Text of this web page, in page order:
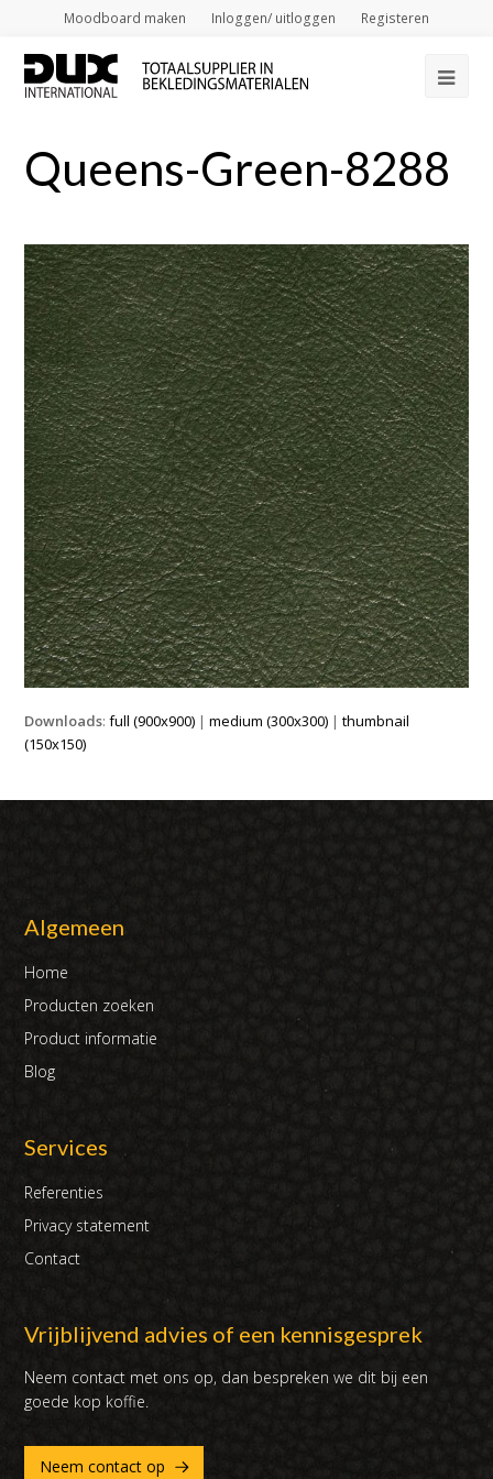
Moodboard maken Inloggen/ uitloggen Registeren
Queens-Green-8288
Downloads:full (900x900) |medium (300x300) |thumbnail
(150x150)
Algemeen
Home
Producten zoeken
Product informatie
Blog
Services
Referenties
Privacy statement
Contact
Vrijblijvend advies of een kennisgesprek
Neem contact met ons op, dan bespreken we dit bij een
goede kop koffie.
Neem contact op